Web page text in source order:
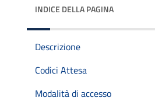
INDICE DELLA PAGINA
Descrizione
Codici Attesa
Modalità di accesso